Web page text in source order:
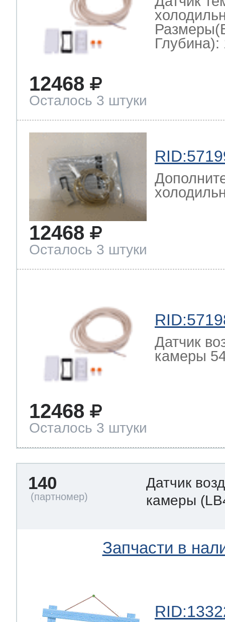
Глубина):
12468
Осталось 3 штуки
12468
Осталось 3 штуки
Датчик
камеры
12468
Осталось 3 штуки
140
Датчик
камеры
Запчасти в